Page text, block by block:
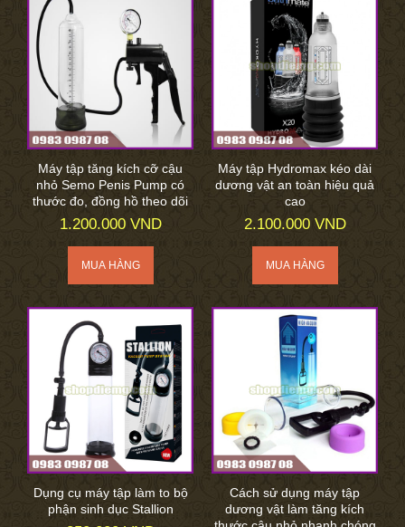
Máy tập tăng kích cỡ cậu
nhỏ Semo Penis Pump có
thước đo, đồng hồ theo dõi
1.200.000 VND
Máy tập Hydromax kéo dài
dương vật an toàn hiệu quả
cao
2.100.000 VND
Dụng cụ máy tập làm to bộ
phận sinh dục Stallion
Cách sử dụng máy tập
dương vật làm tăng kích